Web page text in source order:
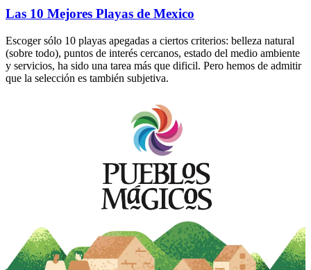
Las 10 Mejores Playas de Mexico
Escoger sólo 10 playas apegadas a ciertos criterios: belleza natural
(sobre todo), puntos de interés cercanos, estado del medio ambiente
y servicios, ha sido una tarea más que dificil. Pero hemos de admitir
que la selección es también subjetiva.